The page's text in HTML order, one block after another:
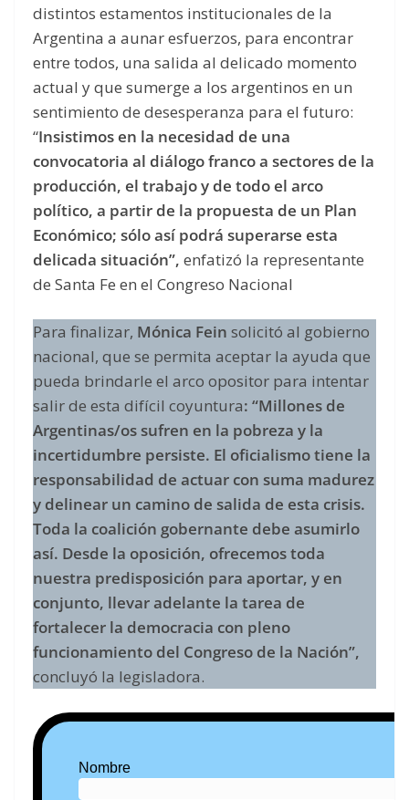
distintos estamentos institucionales de la
Argentina a aunar esfuerzos, para encontrar
entre todos, una salida al delicado momento
actual y que sumerge a los argentinos en un
sentimiento de desesperanza para el futuro:
“Insistimos en la necesidad de una
convocatoria al diálogo franco a sectores de la
producción, el trabajo y de todo el arco
político, a partir de la propuesta de un Plan
Económico; sólo así podrá superarse esta
delicada situación”, enfatizó la representante
de Santa Fe en el Congreso Nacional
Para finalizar, Mónica Fein solicitó al gobierno
nacional, que se permita aceptar la ayuda que
pueda brindarle el arco opositor para intentar
salir de esta difícil coyuntura: “Millones de
Argentinas/os sufren en la pobreza y la
incertidumbre persiste. El oficialismo tiene la
responsabilidad de actuar con suma madurez
y delinear un camino de salida de esta crisis.
Toda la coalición gobernante debe asumirlo
así. Desde la oposición, ofrecemos toda
nuestra predisposición para aportar, y en
conjunto, llevar adelante la tarea de
fortalecer la democracia con pleno
funcionamiento del Congreso de la Nación”,
concluyó la legisladora.
Nombre